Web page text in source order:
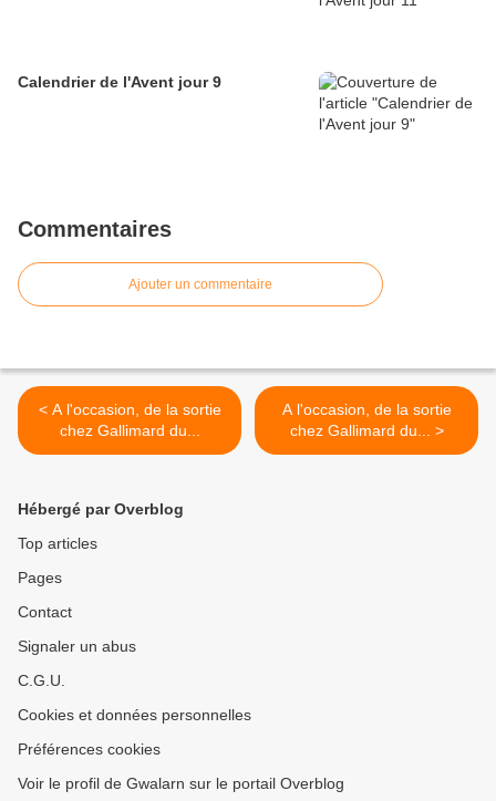
Calendrier de l'Avent jour 9
Commentaires
Ajouter un commentaire
< A l'occasion, de la sortie
chez Gallimard du...
A l'occasion, de la sortie
chez Gallimard du... >
Hébergé par Overblog
Top articles
Pages
Contact
Signaler un abus
C.G.U.
Cookies et données personnelles
Préférences cookies
Voir le profil de Gwalarn sur le portail Overblog